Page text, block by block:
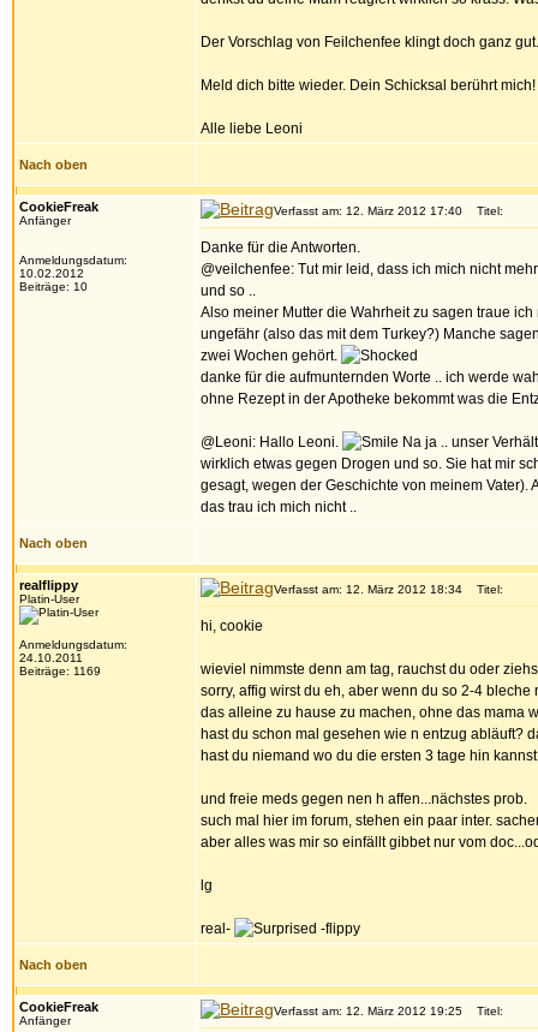
Der Vorschlag von Feilchenfee klingt doch ganz
Meld dich bitte wieder. Dein Schicksal berührt
Alle liebe Leoni
Nach oben
CookieFreak
Anfänger
Anmeldungsdatum:
10.02.2012
Beiträge: 10
Verfasst am: 12. März 2012 17:40 Titel:
Danke für die Antworten.
@veilchenfee: Tut mir leid, dass ich mich nicht
und so ..
Also meiner Mutter die Wahrheit zu sagen traue
ungefähr (also das mit dem Turkey?) Manche
zwei Wochen gehört.
danke für die aufmunternden Worte .. ich werde
ohne Rezept in der Apotheke bekommt was die
@Leoni: Hallo Leoni.
Na ja .. unser
wirklich etwas gegen Drogen und so. Sie hat mir
gesagt, wegen der Geschichte von meinem
das trau ich mich nicht ..
Nach oben
realflippy
Platin-User
Anmeldungsdatum:
24.10.2011
Beiträge: 1169
Verfasst am: 12. März 2012 18:34 Titel:
hi, cookie
wieviel nimmste denn am tag, rauchst du oder
sorry, affig wirst du eh, aber wenn du so 2-4
das alleine zu hause zu machen, ohne das mama
hast du schon mal gesehen wie n entzug abläuft?
hast du niemand wo du die ersten 3 tage hin
und freie meds gegen nen h affen...nächstes prob.
such mal hier im forum, stehen ein paar inter.
aber alles was mir so einfällt gibbet nur vom
lg
real- -flippy
Nach oben
CookieFreak
Anfänger
Verfasst am: 12. März 2012 19:25 Titel: